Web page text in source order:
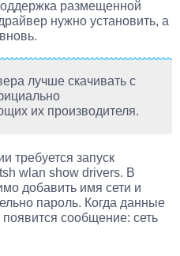
размещенной
нужно установить, а
лучше скачивать с
их производителя.
требуется запуск
wlan show drivers. В
добавить имя сети и
пароль. Когда данные
сообщение: сеть